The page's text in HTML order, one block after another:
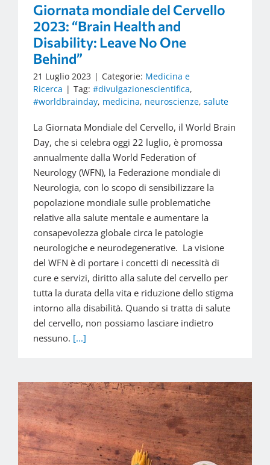
Giornata mondiale del Cervello
2023: “Brain Health and
Disability: Leave No One
Behind”
21 Luglio 2023 | Categorie: Medicina e
Ricerca | Tag: #divulgazionescientifica,
#worldbrainday, medicina, neuroscienze, salute
La Giornata Mondiale del Cervello, il World Brain
Day, che si celebra oggi 22 luglio, è promossa
annualmente dalla World Federation of
Neurology (WFN), la Federazione mondiale di
Neurologia, con lo scopo di sensibilizzare la
popolazione mondiale sulle problematiche
relative alla salute mentale e aumentare la
consapevolezza globale circa le patologie
neurologiche e neurodegenerative. La visione
del WFN è di portare i concetti di necessità di
cure e servizi, diritto alla salute del cervello per
tutta la durata della vita e riduzione dello stigma
intorno alla disabilità. Quando si tratta di salute
del cervello, non possiamo lasciare indietro
nessuno. [...]